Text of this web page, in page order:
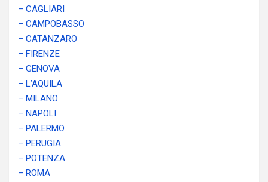
– CAGLIARI
– CAMPOBASSO
– CATANZARO
– FIRENZE
– GENOVA
– L’AQUILA
– MILANO
– NAPOLI
– PALERMO
– PERUGIA
– POTENZA
– ROMA